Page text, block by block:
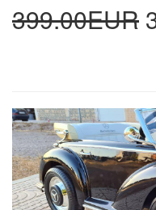
399.00EUR